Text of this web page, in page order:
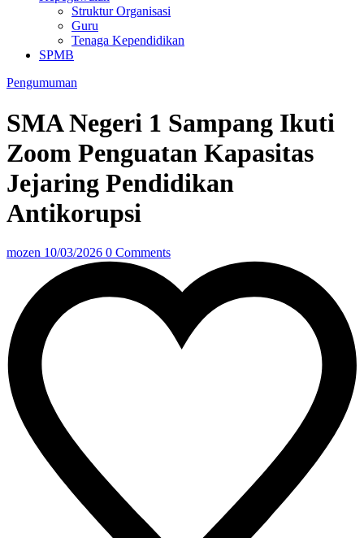
Struktur Organisasi
Guru
Tenaga Kependidikan
SPMB
Pengumuman
SMA Negeri 1 Sampang Ikuti
Zoom Penguatan Kapasitas
Jejaring Pendidikan
Antikorupsi
mozen 10/03/2026 0 Comments